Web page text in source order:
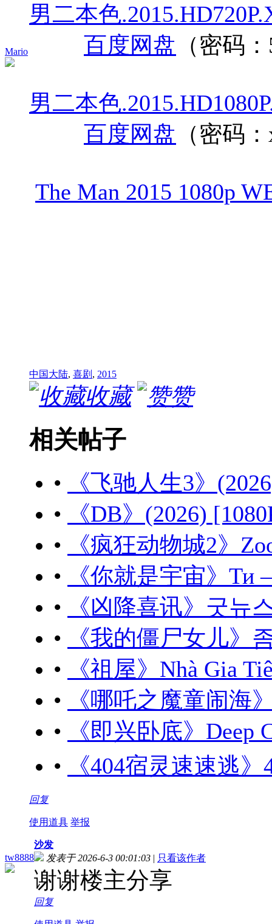
Mario
男二本色
百度网盘 （密码
男二本色
百度网盘 （密码
The Man 2015 1080p
中国大陆, 喜剧 , 2015
收藏 赞
相关帖子
•
《飞驰人生3》
•
《DB》(2026)
•
《疯狂动物城2》
•
《你就是宇宙》Ти
•
《凶降喜讯》굿뉴
•
《我的僵尸女儿》
•
《祖屋》Nhà Gia
•
《哪吒之魔童闹海
•
《即兴卧底》Deep
•
《404宿灵速速逃
回复
使用道具 举报
tw8888
沙发
发表于 2026-6-3 00:01:03 | 只看该作者
谢谢楼主分享
回复